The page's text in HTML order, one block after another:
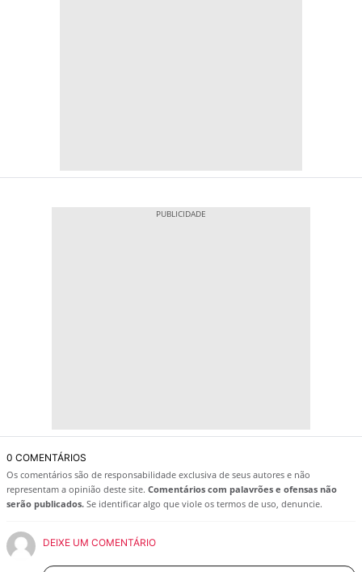
0 COMENTÁRIOS
Os comentários são de responsabilidade exclusiva de seus autores e não
representam a opinião deste site. Comentários com palavrões e ofensas não
serão publicados. Se identificar algo que viole os termos de uso, denuncie.
DEIXE UM COMENTÁRIO